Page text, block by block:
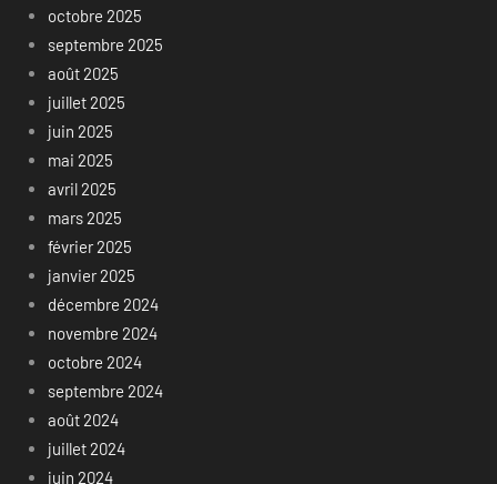
octobre 2025
septembre 2025
août 2025
juillet 2025
juin 2025
mai 2025
avril 2025
mars 2025
février 2025
janvier 2025
décembre 2024
novembre 2024
octobre 2024
septembre 2024
août 2024
juillet 2024
juin 2024